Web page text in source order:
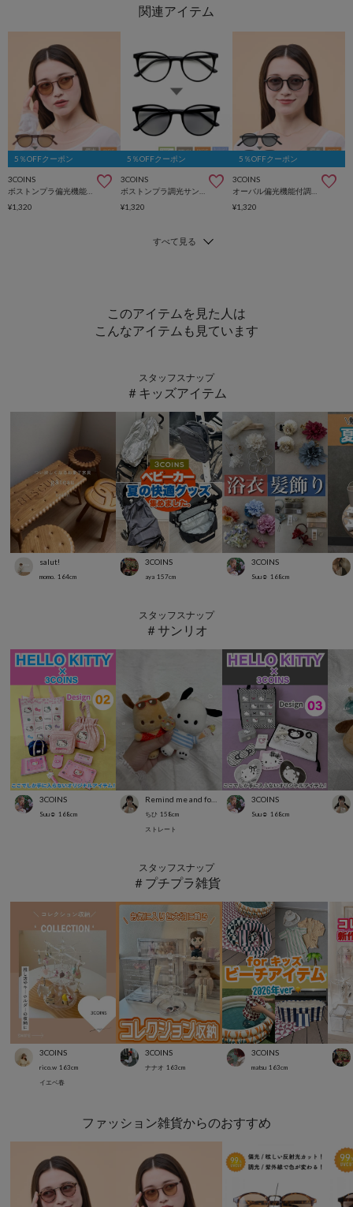
5％OFFクーポン
3COINS
¥1,320
5％OFFクーポン
3COINS
¥1,320
5％OFFクーポン
3COINS
¥1,320
このアイテムを見た人は
こんなアイテムも見ています
スタッフスナップ
＃キッズアイテム
salut!
momo. 164cm
3COINS
aya 157cm
3COINS
Suu☺︎ 168cm
スタッフスナップ
＃サンリオ
3COINS
Suu☺︎ 168cm ちひ 158cm
ストレート
3COINS
Suu☺︎ 168cm
スタッフスナップ
＃プチプラ雑貨
3COINS
rico.w 163cm
イエベ春
3COINS
ナナオ 163cm
3COINS
matsu 163cm
ファッション雑貨からのおすすめ